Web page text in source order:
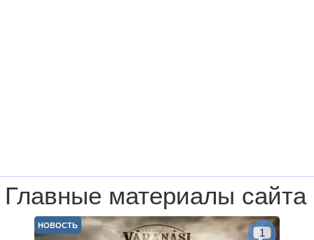
Главные материалы сайта
НОВОСТЬ
1